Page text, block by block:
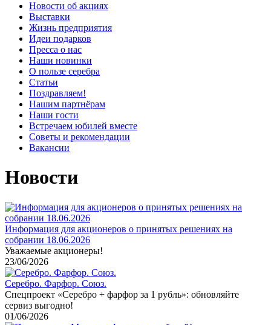
Новости об акциях
Выставки
Жизнь предприятия
Идеи подарков
Пресса о нас
Наши новинки
О пользе серебра
Статьи
Поздравляем!
Нашим партнёрам
Наши гости
Встречаем юбилей вместе
Советы и рекомендации
Вакансии
Новости
Информация для акционеров о принятых решениях на
собрании 18.06.2026
Уважаемые акционеры!
23/06/2026
Серебро. Фарфор. Союз.
Спецпроект «Серебро + фарфор за 1 рубль»: обновляйте
сервиз выгодно!
01/06/2026